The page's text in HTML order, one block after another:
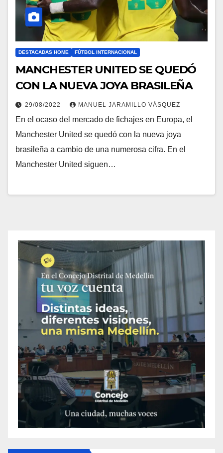
DESTACADAS HOME FÚTBOL INTERNACIONAL
MANCHESTER UNITED SE QUEDÓ
CON LA NUEVA JOYA BRASILEÑA
29/08/2022 MANUEL JARAMILLO VÁSQUEZ
En el ocaso del mercado de fichajes en Europa, el
Manchester United se quedó con la nueva joya
brasileña a cambio de una numerosa cifra. En el
Manchester United siguen…